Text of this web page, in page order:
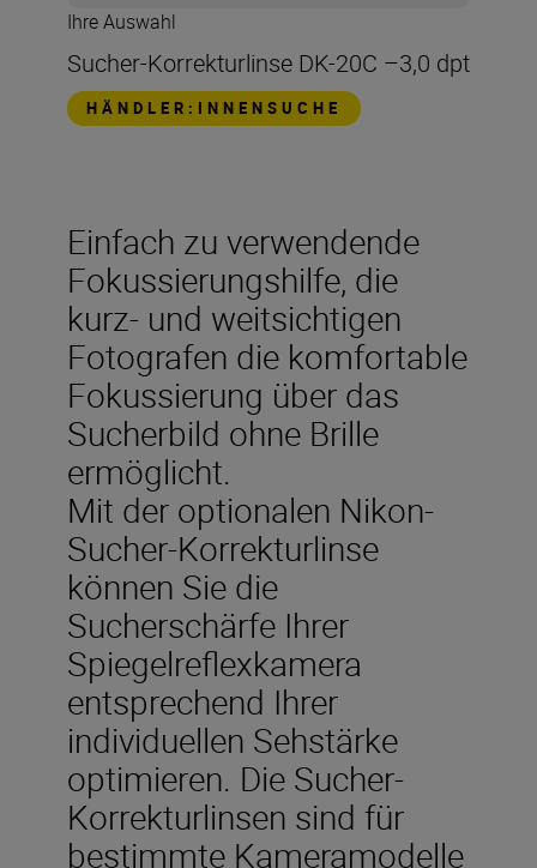
Ihre Auswahl
Sucher-Korrekturlinse DK-20C –3,0 dpt
HÄNDLER:INNENSUCHE
Einfach zu verwendende
Fokussierungshilfe, die
kurz- und weitsichtigen
Fotografen die komfortable
Fokussierung über das
Sucherbild ohne Brille
ermöglicht.
Mit der optionalen Nikon-
Sucher-Korrekturlinse
können Sie die
Sucherschärfe Ihrer
Spiegelreflexkamera
entsprechend Ihrer
individuellen Sehstärke
optimieren. Die Sucher-
Korrekturlinsen sind für
bestimmte Kameramodelle